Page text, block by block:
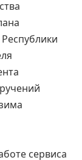
сервиса